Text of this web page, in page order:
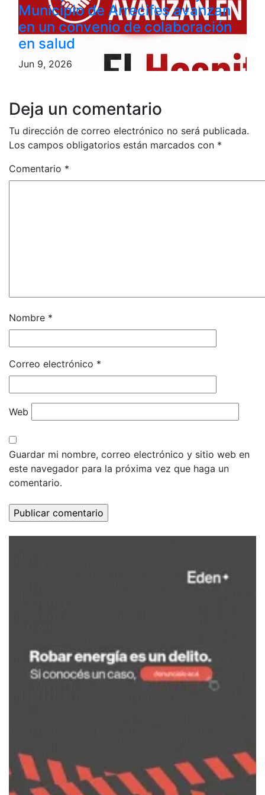
Municipio de Arrecifes avanzan
en un convenio de colaboración
en salud
Jun 9, 2026
Deja un comentario
Tu dirección de correo electrónico no será publicada.
Los campos obligatorios están marcados con *
Comentario *
Nombre *
Correo electrónico *
Web
Guardar mi nombre, correo electrónico y sitio web en
este navegador para la próxima vez que haga un
comentario.